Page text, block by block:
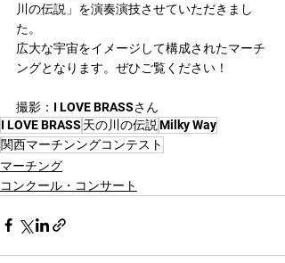
川の伝説」を演奏演技させていただきまし
た。
広大な宇宙をイメージして構成されたマーチ
ングとなります。ぜひご覧ください！
撮影：I LOVE BRASSさん
I LOVE BRASS 天の川の伝説 Milky Way
関西マーチンングコンテスト
マーチング
コンクール・コンサート